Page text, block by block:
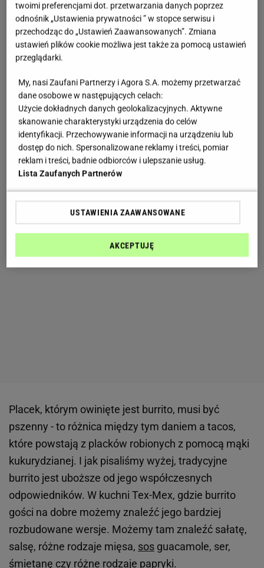
Placek, którym owinięte jest burrito, musi być
pszenny - to różnica między tym daniem a tacos,
które powstają z placków robionych z pomocą mąki
kukurydzianej. I jak pisaliśmy wyżej, tradycyjne
burrito jest uboższe od jego współczesnych
odpowiedników. W kuchni Tex-Mex, gdzie burrito
gości na dobre możemy znaleźć jego bardziej
rozbudowane wersje. Możemy tam znaleźć sałatę,
salsę, różne rodzaje mięsa, sos guacamole, ser,
śmietanę czy różne rodzaje papryki.
twoimi preferencjami dot. przetwarzania danych poprzez
odnośnik „Ustawienia prywatności ” w stopce serwisu i
przechodząc do „Ustawień Zaawansowanych”. Zmiana
ustawień plików cookie możliwa jest także za pomocą ustawień
przeglądarki.
My, nasi Zaufani Partnerzy i Agora S.A. możemy przetwarzać
dane osobowe w następujących celach:
Użycie dokładnych danych geolokalizacyjnych. Aktywne
skanowanie charakterystyki urządzenia do celów
identyfikacji. Przechowywanie informacji na urządzeniu lub
dostęp do nich. Spersonalizowane reklamy i treści, pomiar
reklam i treści, badnie odbiorców i ulepszanie usług.
Lista Zaufanych Partnerów
USTAWIENIA ZAAWANSOWANE
AKCEPTUJĘ